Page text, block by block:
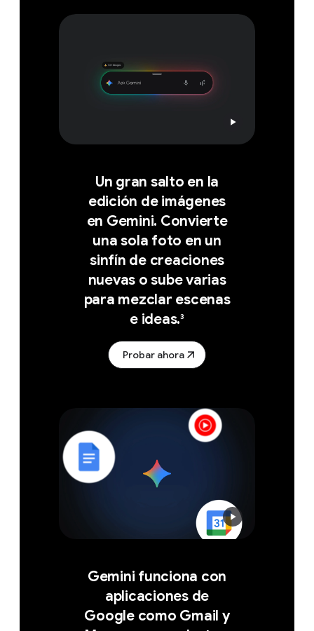
Un gran salto en la
edición de imágenes
en Gemini. Convierte
una sola foto en un
sinfín de creaciones
nuevas o sube varias
para mezclar escenas
e ideas.3
Probar ahora
Gemini funciona con
aplicaciones de
Google como Gmail y